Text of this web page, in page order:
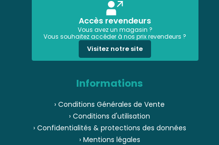
Accès revendeurs
Vous avez un magasin ?
Vous souhaitez accéder à nos prix revendeurs ?
Visitez notre site
Informations
› Conditions Générales de Vente
› Conditions d'utilisation
› Confidentialités & protections des données
› Mentions légales